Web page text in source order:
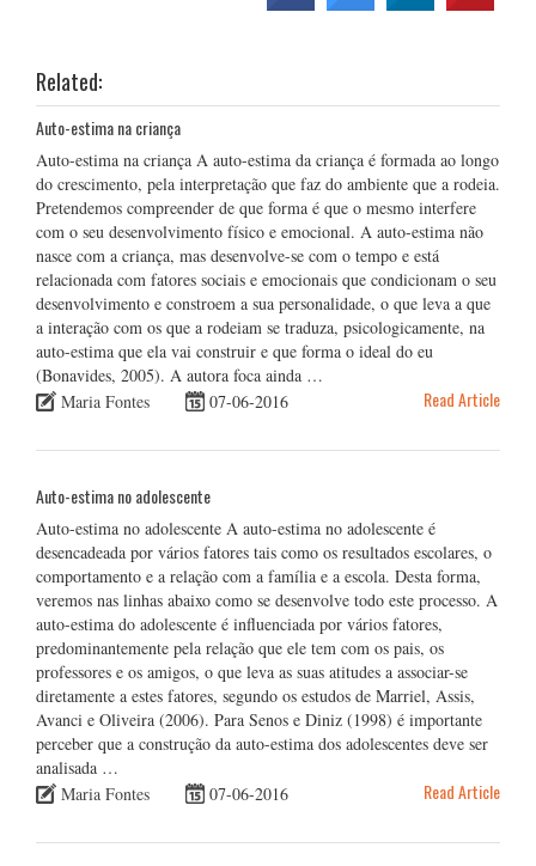
Related:
Auto-estima na criança
Auto-estima na criança A auto-estima da criança é formada ao longo
do crescimento, pela interpretação que faz do ambiente que a rodeia.
Pretendemos compreender de que forma é que o mesmo interfere
com o seu desenvolvimento físico e emocional. A auto-estima não
nasce com a criança, mas desenvolve-se com o tempo e está
relacionada com fatores sociais e emocionais que condicionam o seu
desenvolvimento e constroem a sua personalidade, o que leva a que
a interação com os que a rodeiam se traduza, psicologicamente, na
auto-estima que ela vai construir e que forma o ideal do eu
(Bonavides, 2005). A autora foca ainda …
Maria Fontes
07-06-2016 Read Article
Auto-estima no adolescente
Auto-estima no adolescente A auto-estima no adolescente é
desencadeada por vários fatores tais como os resultados escolares, o
comportamento e a relação com a família e a escola. Desta forma,
veremos nas linhas abaixo como se desenvolve todo este processo. A
auto-estima do adolescente é influenciada por vários fatores,
predominantemente pela relação que ele tem com os pais, os
professores e os amigos, o que leva as suas atitudes a associar-se
diretamente a estes fatores, segundo os estudos de Marriel, Assis,
Avanci e Oliveira (2006). Para Senos e Diniz (1998) é importante
perceber que a construção da auto-estima dos adolescentes deve ser
analisada …
Maria Fontes
07-06-2016 Read Article